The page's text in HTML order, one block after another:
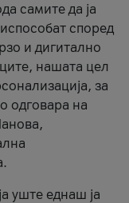
самите да ја
според
и дигитално
нашата цел
за
одговара на
уште еднаш ја